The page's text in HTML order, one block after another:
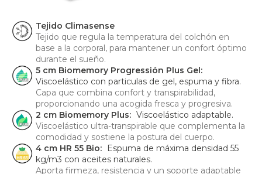
Tejido Climasense
Tejido que regula la temperatura del colchón en
base a la corporal, para mantener un confort óptimo
durante el sueño.
5 cm Biomemory Progressión Plus Gel:
Viscoelástico con particulas de gel, espuma y fibra.
Capa que combina confort y transpirabilidad,
proporcionando una acogida fresca y progresiva.
2 cm Biomemory Plus: Viscoelástico adaptable.
Viscoelástico ultra-transpirable que complementa la
comodidad y sostiene la postura del cuerpo.
4 cm HR 55 Bio:
Espuma de máxima densidad 55
kg/m3 con aceites naturales.
Aporta firmeza, resistencia y un soporte adaptable